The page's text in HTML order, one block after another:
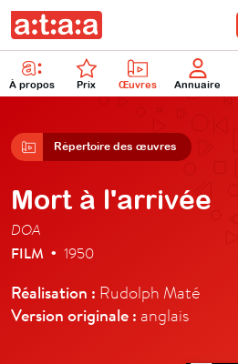
À propos Prix Œuvres Annuaire
Répertoire des œuvres
Mort à l'arrivée
DOA
FILM • 1950
Réalisation : Rudolph Maté
Version originale : anglais